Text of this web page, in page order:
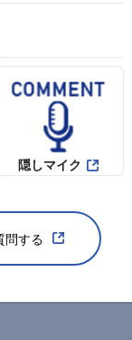
隠しマイク
問する